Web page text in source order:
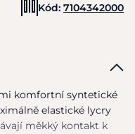
Kód: 7104342000
komfortní syntetické
elastické lycry
měkký kontakt k